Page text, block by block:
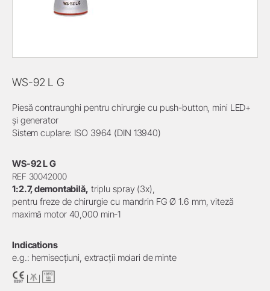
WS-92 L G
Piesă contraunghi pentru chirurgie cu push-button, mini LED+
și generator
Sistem cuplare: ISO 3964 (DIN 13940)
WS-92 L G
REF 30042000
1:2.7, demontabilă, triplu spray (3x),
pentru freze de chirurgie cu mandrin FG Ø 1.6 mm, viteză
maximă motor 40,000 min-1
Indications
e.g.: hemisecțiuni, extracții molari de minte